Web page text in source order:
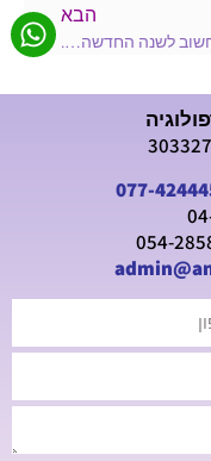
הבא
לשנה החדשה….
077-